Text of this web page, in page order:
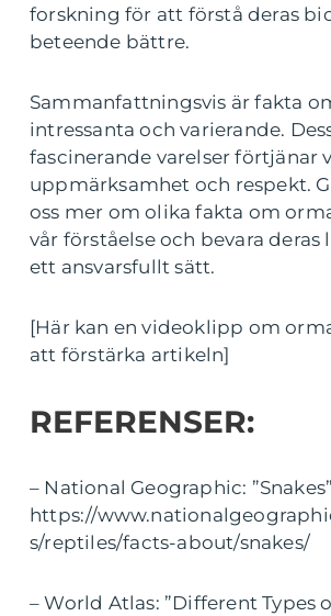
forskning för att förstå deras
beteende bättre.
Sammanfattningsvis är fakta
intressanta och varierande.
fascinerande varelser förtjänar
uppmärksamhet och respekt.
oss mer om olika fakta om
vår förståelse och bevara deras
ett ansvarsfullt sätt.
[Här kan en videoklipp om
att förstärka artikeln]
REFERENSER:
– National Geographic: ”Snakes”
https://
s/reptiles/facts-about/snakes/
– World Atlas: ”Different Types